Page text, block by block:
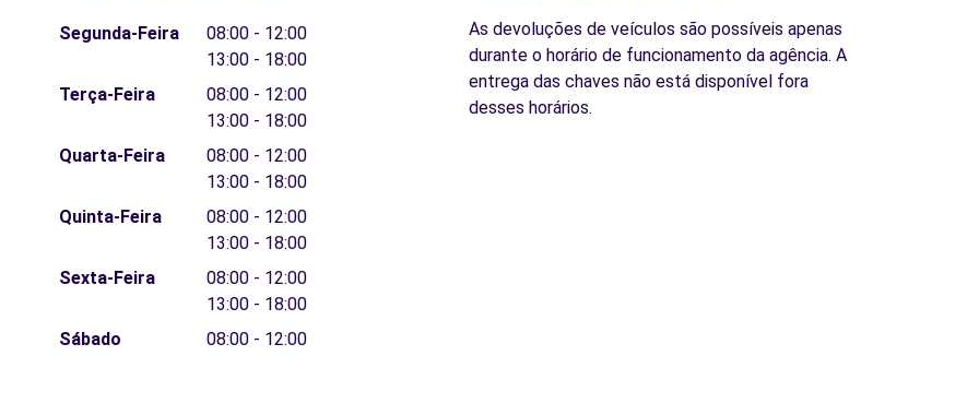
Segunda-Feira
08:00 - 12:00
13:00 - 18:00
Terça-Feira
08:00 - 12:00
13:00 - 18:00
Quarta-Feira
08:00 - 12:00
13:00 - 18:00
Quinta-Feira
08:00 - 12:00
13:00 - 18:00
Sexta-Feira
08:00 - 12:00
13:00 - 18:00
Sábado
08:00 - 12:00
As devoluções de veículos são possíveis apenas
durante o horário de funcionamento da agência. A
entrega das chaves não está disponível fora
desses horários.